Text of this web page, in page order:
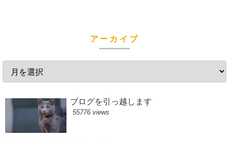
アーカイブ
ブログを引っ越します
55776 views